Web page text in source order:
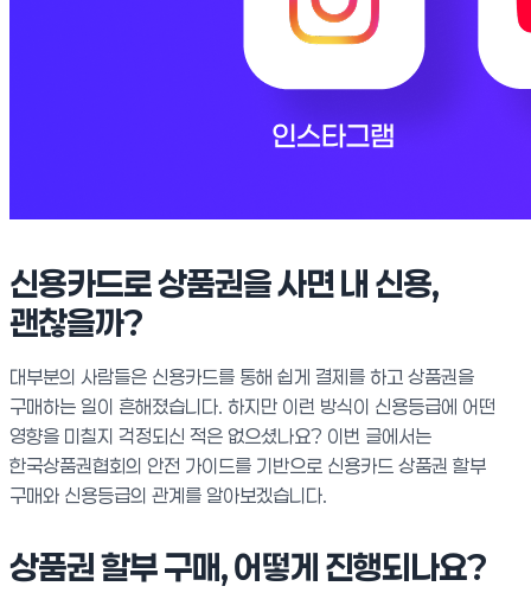
신용카드로 상품권을 사면 내 신용,
괜찮을까?
대부분의 사람들은 신용카드를 통해 쉽게 결제를 하고 상품권을
구매하는 일이 흔해졌습니다. 하지만 이런 방식이 신용등급에 어떤
영향을 미칠지 걱정되신 적은 없으셨나요? 이번 글에서는
한국상품권협회의 안전 가이드를 기반으로 신용카드 상품권 할부
구매와 신용등급의 관계를 알아보겠습니다.
상품권 할부 구매, 어떻게 진행되나요?